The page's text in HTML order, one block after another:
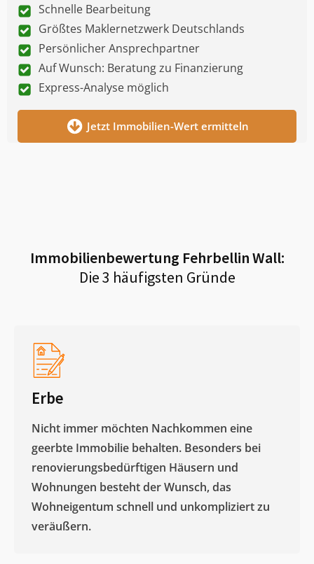
Schnelle Bearbeitung
Größtes Maklernetzwerk Deutschlands
Persönlicher Ansprechpartner
Auf Wunsch: Beratung zu Finanzierung
Express-Analyse möglich
Jetzt Immobilien-Wert ermitteln
Immobilienbewertung Fehrbellin Wall:
Die 3 häufigsten Gründe
Erbe
Nicht immer möchten Nachkommen eine
geerbte Immobilie behalten. Besonders bei
renovierungsbedürftigen Häusern und
Wohnungen besteht der Wunsch, das
Wohneigentum schnell und unkompliziert zu
veräußern. ​